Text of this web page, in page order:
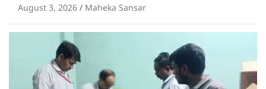
August 3, 2026 Maheka Sansar